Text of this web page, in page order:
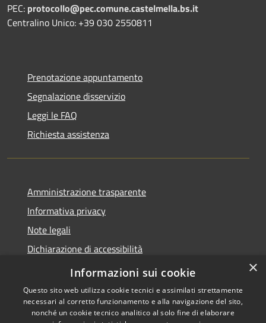
PEC: protocollo@pec.comune.castelmella.bs.it
Centralino Unico: +39 030 2550811
Prenotazione appuntamento
Segnalazione disservizio
Leggi le FAQ
Richiesta assistenza
Amministrazione trasparente
Informativa privacy
Note legali
Dichiarazione di accessibilità
Obiettivi di accessibilità
×
Informazioni sui cookie
Questo sito web utilizza cookie tecnici e assimilati strettamente
necessari al corretto funzionamento e alla navigazione del sito,
nonché un cookie tecnico analitico al solo fine di elaborare